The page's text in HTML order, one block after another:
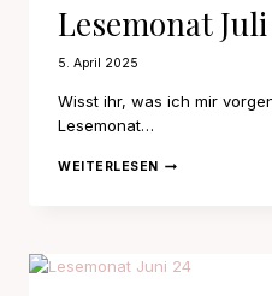
Lesemonat Juli
5. April 2025
Wisst ihr, was ich mir
Lesemonat…
WEITERLESENLESEMONAT